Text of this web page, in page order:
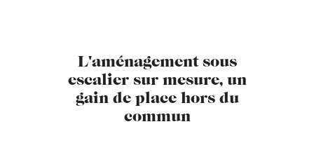
L'aménagement sous
escalier sur mesure, un
gain de place hors du
commun